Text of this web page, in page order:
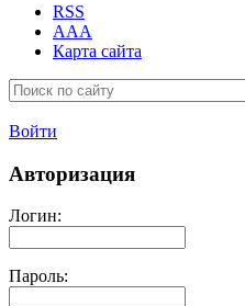
RSS
AAA
Карта сайта
Войти
Авторизация
Логин:
Пароль: